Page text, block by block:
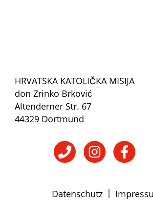
HRVATSKA KATOLIČKA MISIJA
don Zrinko Brković
Altenderner Str. 67
44329 Dortmund
Datenschutz |